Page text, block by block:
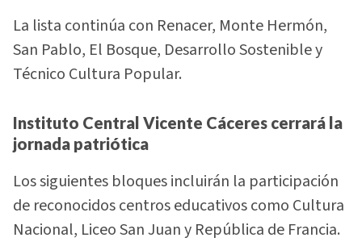
La lista continúa con Renacer, Monte Hermón,
San Pablo, El Bosque, Desarrollo Sostenible y
Técnico Cultura Popular.
Instituto Central Vicente Cáceres cerrará la
jornada patriótica
Los siguientes bloques incluirán la participación
de reconocidos centros educativos como Cultura
Nacional, Liceo San Juan y República de Francia.